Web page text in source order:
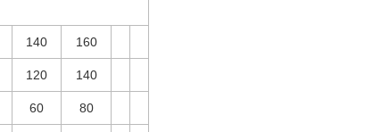
140 160
120 140
60 80